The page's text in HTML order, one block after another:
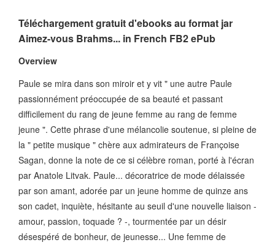
Téléchargement gratuit d'ebooks au format jar
Aimez-vous Brahms... in French FB2 ePub
Overview
Paule se mira dans son miroir et y vit " une autre Paule
passionnément préoccupée de sa beauté et passant
difficilement du rang de jeune femme au rang de femme
jeune ". Cette phrase d'une mélancolie soutenue, si pleine de
la " petite musique " chère aux admirateurs de Françoise
Sagan, donne la note de ce si célèbre roman, porté à l'écran
par Anatole Litvak. Paule... décoratrice de mode délaissée
par son amant, adorée par un jeune homme de quinze ans
son cadet, inquiète, hésitante au seuil d'une nouvelle liaison -
amour, passion, toquade ? -, tourmentée par un désir
désespéré de bonheur, de jeunesse... Une femme de